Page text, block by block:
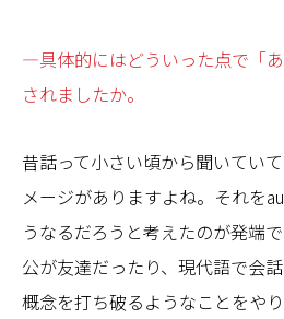
—具体的にはどういった点で「
されましたか。
昔話って小さい頃から聞いてい
メージがありますよね。それを
うなるだろうと考えたのが発端
公が友達だったり、現代語で会
概念を打ち破るようなことをや